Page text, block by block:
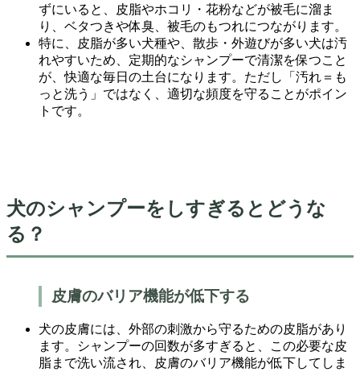
ずにいると、皮脂やホコリ・花粉などが被毛に溜ま
り、ベタつきや体臭、被毛のもつれにつながります。
特に、皮脂が多い犬種や、散歩・外遊びが多い犬は汚
れやすいため、定期的なシャンプーで清潔を保つこと
が、快適な毎日の土台になります。ただし「汚れ＝も
っと洗う」ではなく、適切な頻度を守ることがポイン
トです。
犬のシャンプーをしすぎるとどうな
る？
皮膚のバリア機能が低下する
犬の皮膚には、外部の刺激から守るための皮脂があり
ます。シャンプーの回数が多すぎると、この必要な皮
脂まで洗い流され、皮膚のバリア機能が低下してしま